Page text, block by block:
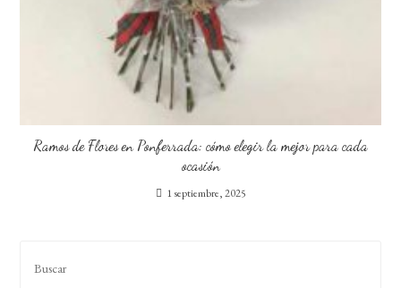
Ramos de Flores en Ponferrada: cómo elegir la mejor para cada
ocasión
1 septiembre, 2025